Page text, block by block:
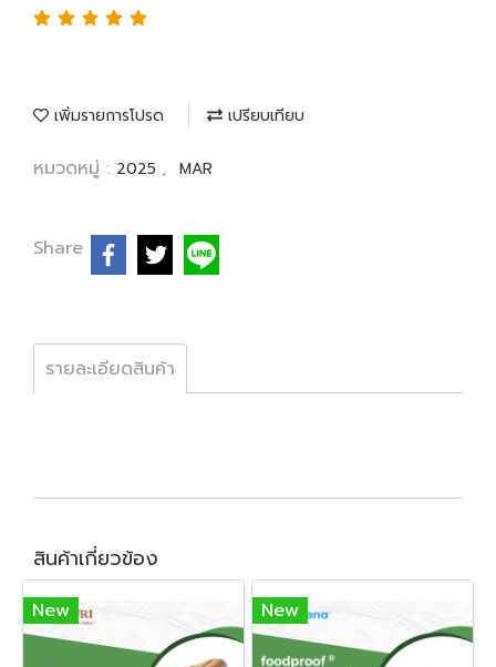
เพิ่มรายการโปรด เปรียบเทียบ
หมวดหมู่ : 2025 , MAR
Share
รายละเอียดสินค้า
สินค้าเกี่ยวข้อง
New New